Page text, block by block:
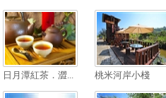
日月潭紅茶．澀... 桃米河岸小棧